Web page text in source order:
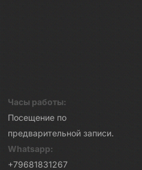
Часы работы:
Посещение по
предварительной записи.
Whatsapp:
+79681831267